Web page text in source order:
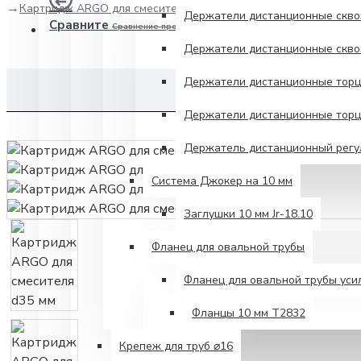
Сравните Сравнение продуктов
Держатели дистанционные
Держатели дистанционные
Держатели дистанционные
Держатели дистанционные
Держатель дистанционный
Система Джокер на 10 мм
Заглушки 10 мм Jr-18.10
Фланец для овальной трубы
Фланец для овальной трубы
Фланцы 10 мм Т2832
Крепеж для труб ⌀16
Картридж ARGO для смесителя d35 мм